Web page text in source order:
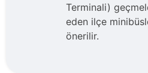
Terminali)
eden ilçe
önerilir.